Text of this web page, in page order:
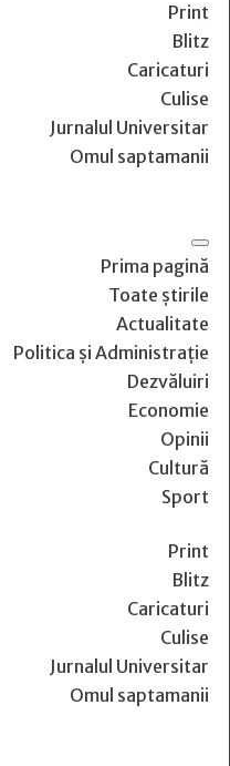
Print
Blitz
Caricaturi
Culise
Jurnalul Universitar
Omul saptamanii
Prima pagină
Toate știrile
Actualitate
Politica și Administrație
Dezvăluiri
Economie
Opinii
Cultură
Sport
Print
Blitz
Caricaturi
Culise
Jurnalul Universitar
Omul saptamanii